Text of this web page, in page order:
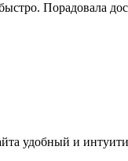
Порадовала
удобный и